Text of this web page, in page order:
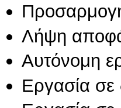
Λήψη
Αυτόνομη
Εργασία σε